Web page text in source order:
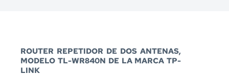
ROUTER REPETIDOR DE DOS ANTENAS,
MODELO TL-WR840N DE LA MARCA TP-
LINK